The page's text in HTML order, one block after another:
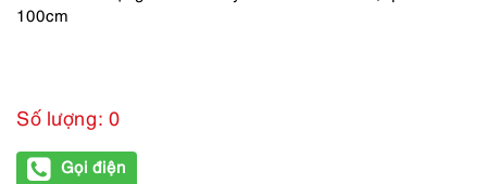
100cm
Số lượng: 0
Gọi điện